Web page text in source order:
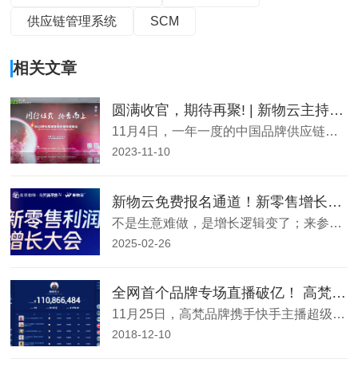
供应链管理系统 SCM
相关文章
圆满收官，期待再聚! | 新物云主持缝客年会暨中国品牌供应链总监大聚会圆桌论坛
11月4日，一年一度的中国品牌供应链总监大聚会在由缝客服饰供应链管理俱乐部的组织下顺利举行。新物云作为协
2023-11-10
新物云免费报名通道！新零售增长大会&破局服装供应链
不是生意难做，是增长逻辑变了；来参会，找到你的增长爆发力。来2025新零售利润增长大会，一次性解决。全年30城巡回，专为零售生意增长量身定制。
2025-02-26
全网首个品牌专场直播破亿！ 高梵如何玩转“电商+直播”新模式？
11月25日，高梵品牌携手快手主播超级丹，10小时的品牌专场直播，销售额突破1亿元。这是高梵作为传统电商取得
2018-12-10